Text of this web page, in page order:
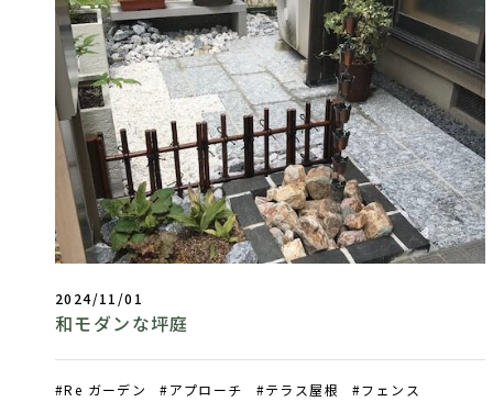
2024/11/01
和モダンな坪庭
Re ガーデン アプローチ テラス屋根
フェンス